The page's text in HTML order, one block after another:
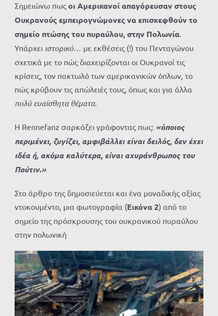
Σημειώνω πως οι Αμερικανοί απαγόρευσαν στους
Ουκρανούς εμπειρογνώμονες να επισκεφθούν το
σημείο πτώσης του πυραύλου, στην Πολωνία.
Υπάρχει ιστορικό… με εκθέσεις (!) του Πενταγώνου
σχετικά με το πώς διαχειρίζονται οι Ουκρανοί τις
κρίσεις, τον πακτωλό των αμερικανικών όπλων, το
πώς κρύβουν τις απώλειές τους, όπως και για άλλα
πολύ ευαίσθητα θέματα.
Η Rennefanz σαρκάζει γράφοντας πως: «όποιος
περιμένει, ζυγίζει, αμφιβάλλει είναι δειλός, δεν έχει
ιδέα ή, ακόμα καλύτερα, είναι αχυράνθρωπος του
Πούτιν.»
Στο άρθρο της δημοσιεύεται και ένα μοναδικής αξίας
ντοκουμέντο, μια φωτογραφία (Εικόνα 2) από το
σημείο της πρόσκρουσης του ουκρανικού πυραύλου
στην πολωνική